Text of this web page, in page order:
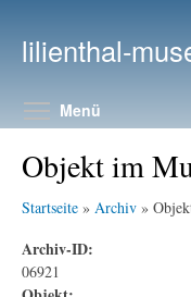
lilienthal-
Menü
Objekt im
Startseite » Archiv »
Archiv-ID:
06921